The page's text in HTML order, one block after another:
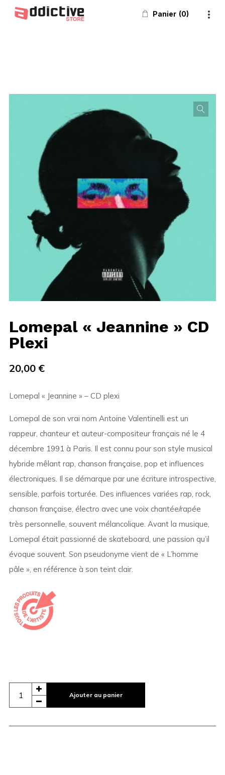
Panier 0
Lomepal « Jeannine » CD
Plexi
20,00 €
Lomepal « Jeannine » – CD plexi
Lomepal de son vrai nom Antoine Valentinelli est un
rappeur, chanteur et auteur-compositeur français né le 4
décembre 1991 à Paris. Il est connu pour son style musical
hybride mêlant rap, chanson française, pop et influences
électroniques. Il se démarque par une écriture introspective,
sensible, parfois torturée. Des influences variées rap, rock,
chanson française, électro avec une voix chantée/rapée
très personnelle, souvent mélancolique. Avant la musique,
Lomepal était passionné de skateboard, une passion qu’il
évoque souvent. Son pseudonyme vient de « L’homme
pâle », en référence à son teint clair.
Ajouter au panier